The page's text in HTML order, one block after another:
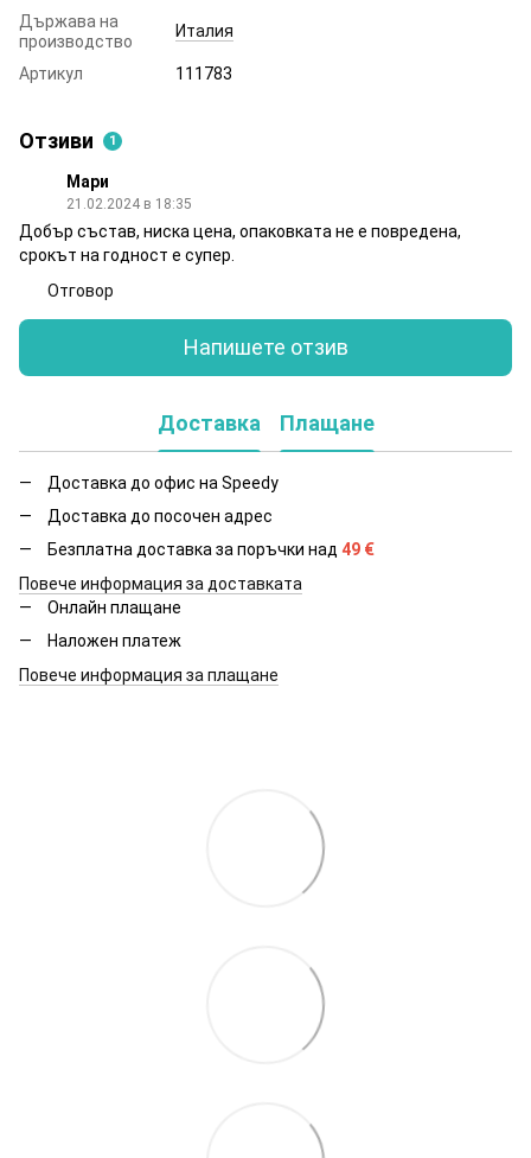
Държава на
производство
Италия
Артикул 111783
Отзиви 1
Мари
21.02.2024 в 18:35
Добър състав, ниска цена, опаковката не е повредена,
срокът на годност е супер.
Отговор
Напишете отзив
Доставка Плащане
Доставка до офис на Speedy
Доставка до посочен адрес
Безплатна доставка за поръчки над 49 €
Повече информация за доставката
Онлайн плащане
Наложен платеж
Повече информация за плащане